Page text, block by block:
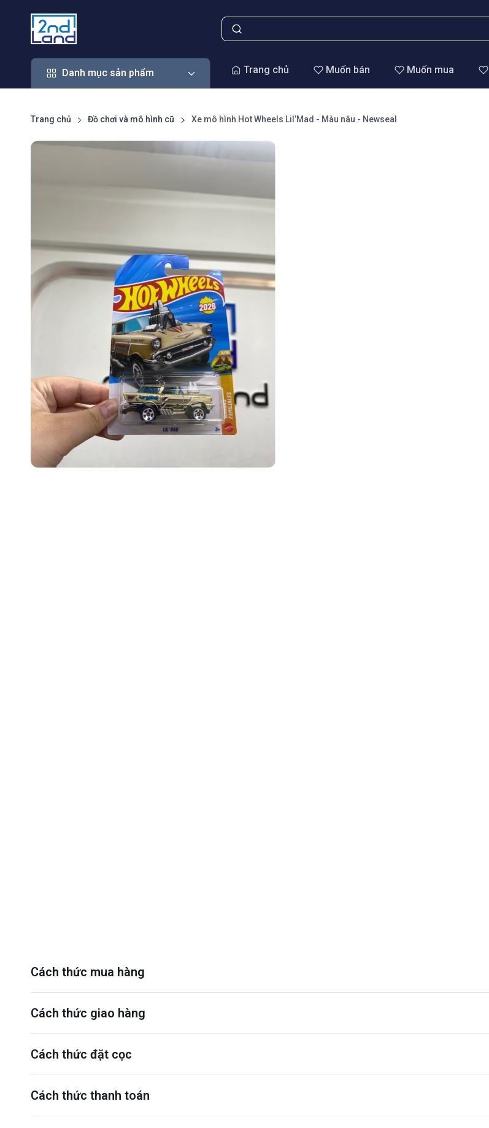
Danh mục sản phẩm
Danh mục sản phẩm Trang chủ Muốn bán Muốn mua
Trang chủ Đồ chơi và mô hình cũ Xe mô hình Hot Wheels Lil’Mad - Màu nâu - Newseal
Cách thức mua hàng
Cách thức giao hàng
Cách thức đặt cọc
Cách thức thanh toán